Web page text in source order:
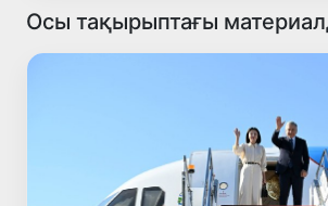
Осы тақырыптағы